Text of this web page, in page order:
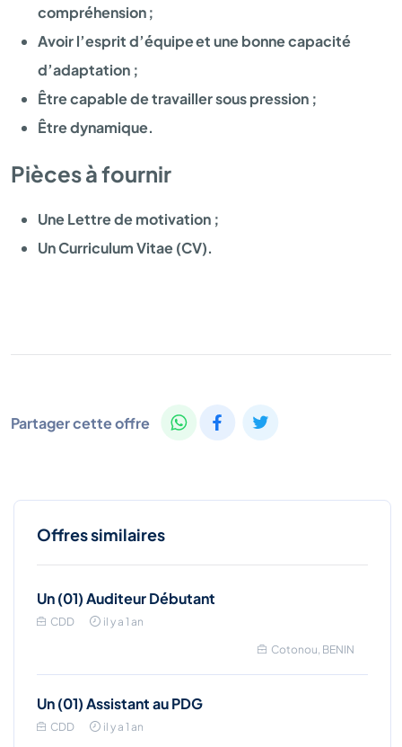
compréhension ;
Avoir l’esprit d’équipe et une bonne capacité
d’adaptation ;
Être capable de travailler sous pression ;
Être dynamique.
Pièces à fournir
Une Lettre de motivation ;
Un Curriculum Vitae (CV).
Partager cette offre
Offres similaires
Un (01) Auditeur Débutant
CDD il y a 1 an
Cotonou, BENIN
Un (01) Assistant au PDG
CDD il y a 1 an